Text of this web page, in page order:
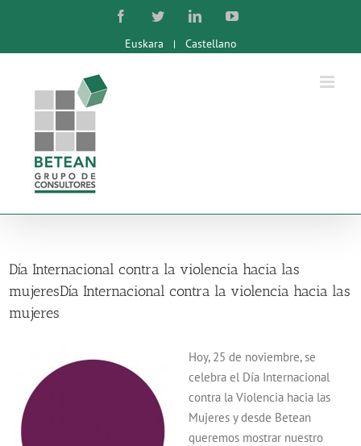
content
FacebookTwitterLinkedInYouTube
Euskara Castellano
Día Internacional contra la violencia hacia las
mujeresDía Internacional contra la violencia hacia las
mujeres
Hoy, 25 de noviembre, se
celebra el Día Internacional
contra la Violencia hacia las
Mujeres y desde Betean
queremos mostrar nuestro